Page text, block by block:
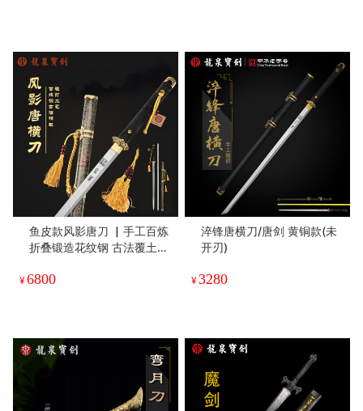
鱼皮款风影唐刀 ▏手工百炼
折叠锻造花纹钢 古法覆土烧
皮包鞘 纯铜手雕装具（未开
¥6800
淬锋唐横刀/唐剑 黄铜款(未
开刃)
¥3280